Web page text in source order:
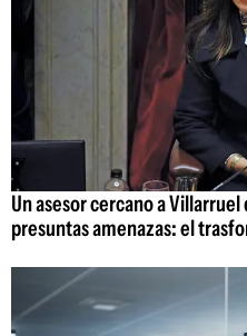
Un asesor cercano a
presuntas amenazas: el